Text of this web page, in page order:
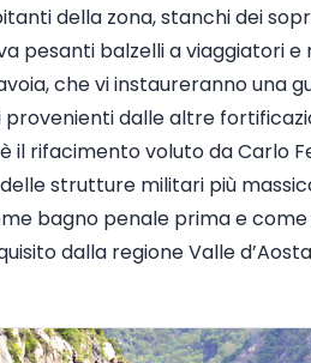
della zona, stanchi dei
pesanti balzelli a viaggiatori e
che vi instaureranno una
provenienti dalle altre
il rifacimento voluto da Carlo
strutture militari più
bagno penale prima e
dalla regione Valle